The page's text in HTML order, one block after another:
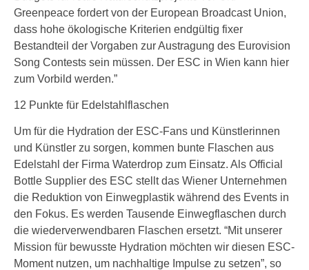
Greenpeace fordert von der European Broadcast Union,
dass hohe ökologische Kriterien endgültig fixer
Bestandteil der Vorgaben zur Austragung des Eurovision
Song Contests sein müssen. Der ESC in Wien kann hier
zum Vorbild werden.”
12 Punkte für Edelstahlflaschen
Um für die Hydration der ESC-Fans und Künstlerinnen
und Künstler zu sorgen, kommen bunte Flaschen aus
Edelstahl der Firma Waterdrop zum Einsatz. Als Official
Bottle Supplier des ESC stellt das Wiener Unternehmen
die Reduktion von Einwegplastik während des Events in
den Fokus. Es werden Tausende Einwegflaschen durch
die wiederverwendbaren Flaschen ersetzt. “Mit unserer
Mission für bewusste Hydration möchten wir diesen ESC-
Moment nutzen, um nachhaltige Impulse zu setzen”, so